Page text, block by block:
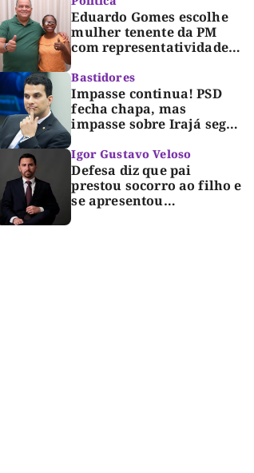
Eduardo Gomes escolhe
mulher tenente da PM
com representatividade e
para compor segunda
suplência ao Senado
Bastidores
Impasse continua! PSD
fecha chapa, mas
impasse sobre Irajá segue
TRE; Laurez diz que nome
dele não foi homologado
Igor Gustavo Veloso
Defesa diz que pai
prestou socorro ao filho e
se apresentou